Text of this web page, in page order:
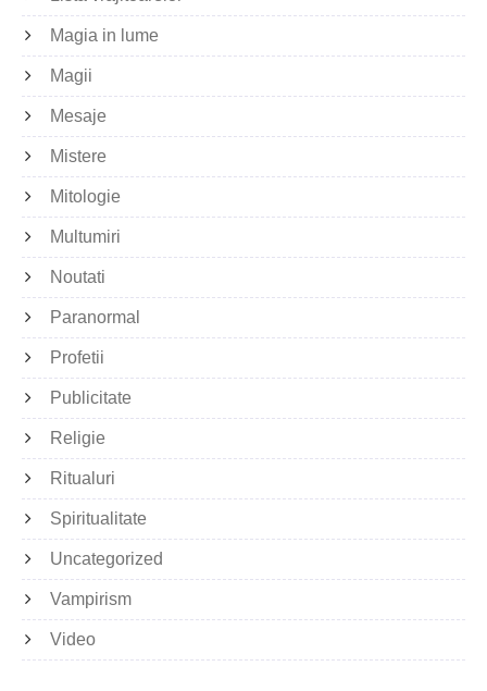
Magia in lume
Magii
Mesaje
Mistere
Mitologie
Multumiri
Noutati
Paranormal
Profetii
Publicitate
Religie
Ritualuri
Spiritualitate
Uncategorized
Vampirism
Video